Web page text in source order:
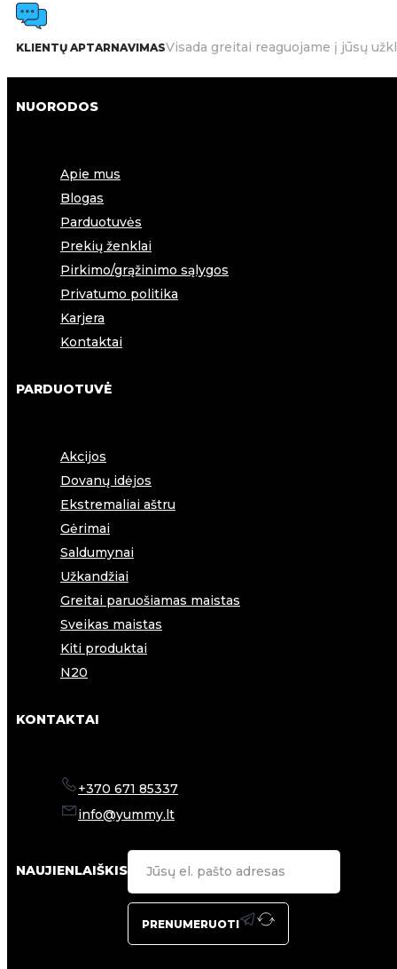
KLIENTŲ APTARNAVIMASVisada greitai reaguojame į jūsų
NUORODOS
Apie mus
Blogas
Parduotuvės
Prekių ženklai
Pirkimo/grąžinimo sąlygos
Privatumo politika
Karjera
Kontaktai
PARDUOTUVĖ
Akcijos
Dovanų idėjos
Ekstremaliai aštru
Gėrimai
Saldumynai
Užkandžiai
Greitai paruošiamas maistas
Sveikas maistas
Kiti produktai
N20
KONTAKTAI
+370 671 85337
info@yummy.lt
NAUJIENLAIŠKIS
PRENUMERUOTI